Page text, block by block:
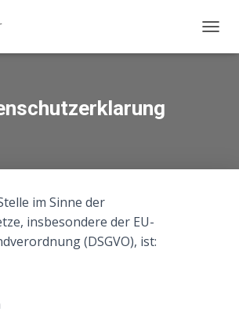
A
N
im Sinne der
insbesondere der EU-
(DSGVO), ist: